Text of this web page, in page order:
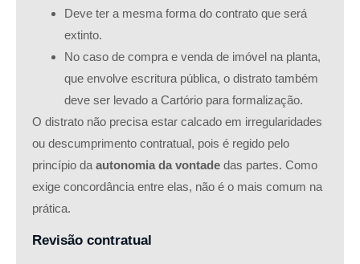
Deve ter a mesma forma do contrato que será
extinto.
No caso de compra e venda de imóvel na planta,
que envolve escritura pública, o distrato também
deve ser levado a Cartório para formalização.
O distrato não precisa estar calcado em irregularidades
ou descumprimento contratual, pois é regido pelo
princípio da autonomia da vontade das partes. Como
exige concordância entre elas, não é o mais comum na
prática.
Revisão contratual